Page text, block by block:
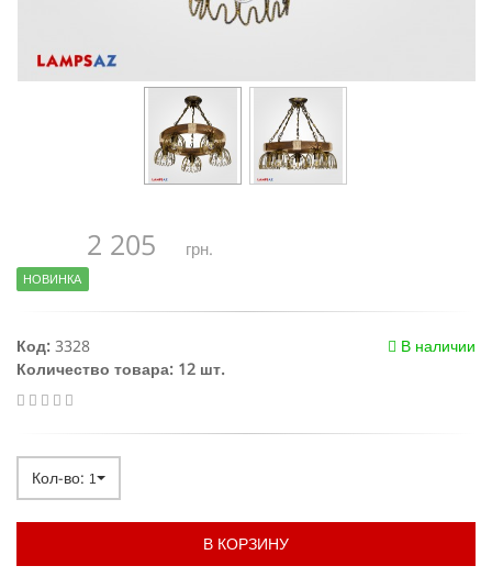
2 205 грн.
НОВИНКА
В наличии
Код: 3328
Количество товара: 12 шт.
Кол-во: 1
В КОРЗИНУ